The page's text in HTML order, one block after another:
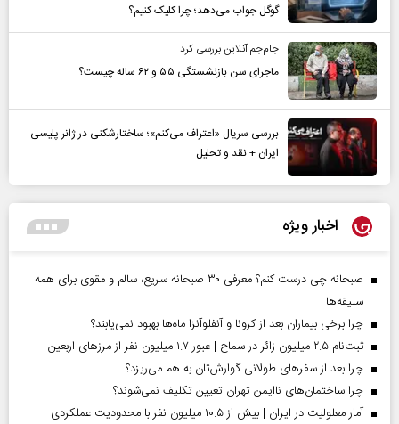
گوگل جواب می‌دهد؛ چرا کلیک کنیم؟
جام‌جم آنلاین بررسی کرد
ماجرای سن بازنشستگی ۵۵ و ۶۲ ساله چیست؟
بررسی سریال «اعتراف می‌کنم»؛ ساختارشکنی در ژانر پلیسی
ایران + نقد و تحلیل
اخبار ویژه
صبحانه چی درست کنم؟ معرفی ۳۰ صبحانه سریع، سالم و مقوی برای همه
سلیقه‌ها
چرا برخی بیماران بعد از کرونا و آنفلوآنزا ماه‌ها بهبود نمی‌یابند؟
ثبت‌نام ۲.۵ میلیون زائر در سماح | عبور ۱.۷ میلیون نفر از مرز‌های اربعین
چرا بعد از سفرهای طولانی گوارش‌تان به هم می‌ریزد؟
چرا ساختمان‌های ناایمن تهران تعیین تکلیف نمی‌شوند؟
آمار معلولیت در ایران | بیش از ۱۰.۵ میلیون نفر با محدودیت عملکردی